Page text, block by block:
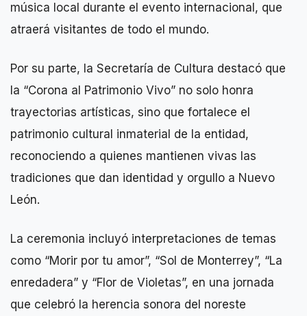
música local durante el evento internacional, que
atraerá visitantes de todo el mundo.
Por su parte, la Secretaría de Cultura destacó que
la “Corona al Patrimonio Vivo” no solo honra
trayectorias artísticas, sino que fortalece el
patrimonio cultural inmaterial de la entidad,
reconociendo a quienes mantienen vivas las
tradiciones que dan identidad y orgullo a Nuevo
León.
La ceremonia incluyó interpretaciones de temas
como “Morir por tu amor”, “Sol de Monterrey”, “La
enredadera” y “Flor de Violetas”, en una jornada
que celebró la herencia sonora del noreste